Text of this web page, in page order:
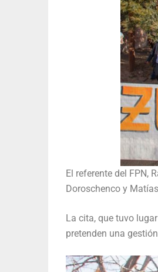
El referente del FPN,
Doroschenco y
La cita, que tuvo
pretenden una